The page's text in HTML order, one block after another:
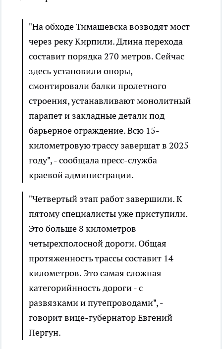
"На обходе Тимашевска возводят мост
через реку Кирпили. Длина перехода
составит порядка 270 метров. Сейчас
здесь установили опоры,
смонтировали балки пролетного
строения, устанавливают монолитный
парапет и закладные детали под
барьерное ограждение. Всю 15-
километровую трассу завершат в 2025
году", - сообщала пресс-служба
краевой администрации.
"Четвертый этап работ завершили. К
пятому специалисты уже приступили.
Это больше 8 километров
четырехполосной дороги. Общая
протяженность трассы составит 14
километров. Это самая сложная
категорийнность дороги - с
развязками и путепроводами", -
говорит вице-губернатор Евгений
Пергун.